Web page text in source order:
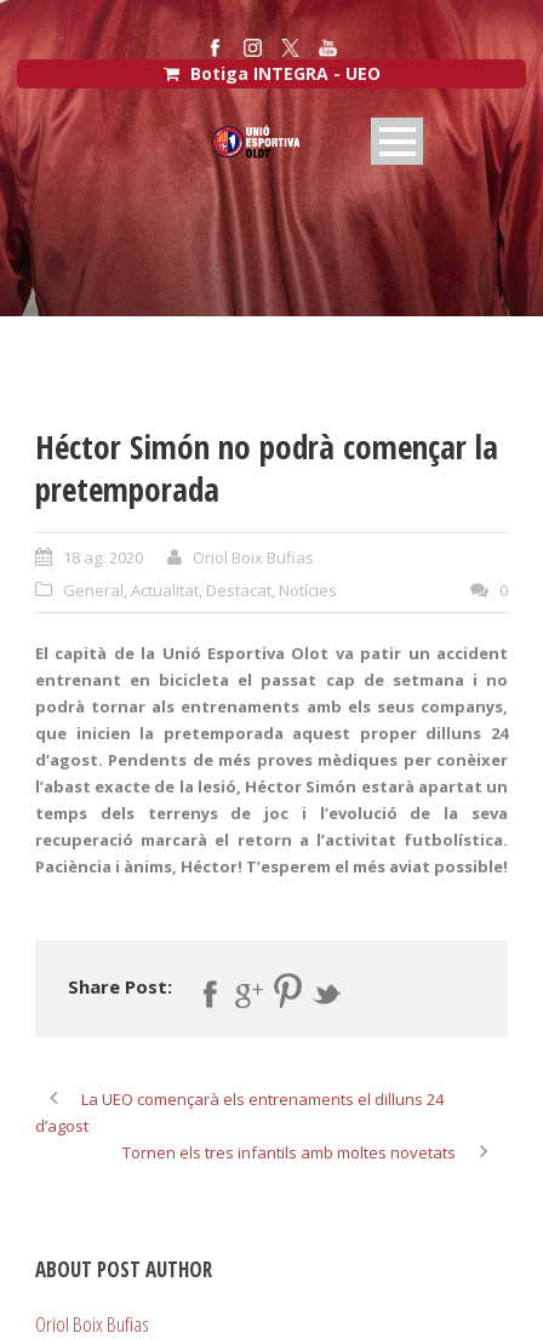
Botiga INTEGRA - UEO
Héctor Simón no podrà començar la
pretemporada
18 ag. 2020
Oriol Boix Bufias
General, Actualitat, Destacat, Notícies 0
El capità de la Unió Esportiva Olot va patir un accident
entrenant en bicicleta el passat cap de setmana i no
podrà tornar als entrenaments amb els seus companys,
que inicien la pretemporada aquest proper dilluns 24
d’agost. Pendents de més proves mèdiques per conèixer
l’abast exacte de la lesió, Héctor Simón estarà apartat un
temps dels terrenys de joc i l’evolució de la seva
recuperació marcarà el retorn a l’activitat futbolística.
Paciència i ànims, Héctor! T’esperem el més aviat possible!
Share Post:
La UEO començarà els entrenaments el dilluns 24
d’agost
Tornen els tres infantils amb moltes novetats
ABOUT POST AUTHOR
Oriol Boix Bufias